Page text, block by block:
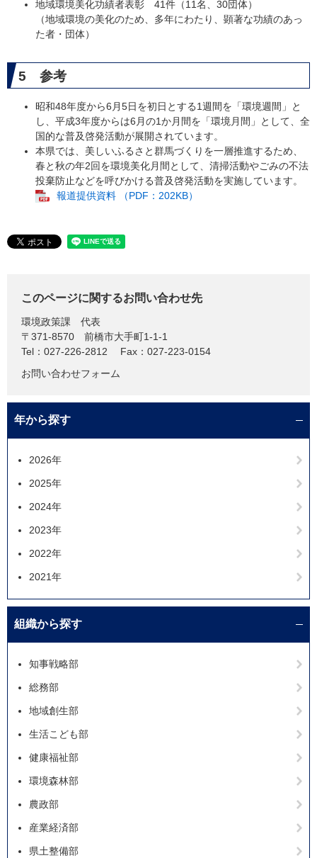
地域環境美化功績者表彰 41件（11名、30団体）
（地域環境の美化のため、多年にわたり、顕著な功績のあっ
た者・団体）
5 参考
​昭和48年度から6月5日を初日とする1週間を「環境週間」と
し、平成3年度からは6月の1か月間を「環境月間」として、全
国的な普及啓発活動が展開されています。
​本県では、美しいふるさと群馬づくりを一層推進するため、
春と秋の年2回を環境美化月間として、清掃活動やごみの不法
投棄防止などを呼びかける普及啓発活動を実施しています。
報道提供資料 （PDF：202KB）
このページに関するお問い合わせ先
環境政策課
代表
〒371-8570
前橋市大手町1-1-1
Tel：027-226-2812
Fax：027-223-0154
お問い合わせフォーム
年から探す
2026年
2025年
2024年
2023年
2022年
2021年
組織から探す
知事戦略部
総務部
地域創生部
生活こども部
健康福祉部
環境森林部
農政部
産業経済部
県土整備部